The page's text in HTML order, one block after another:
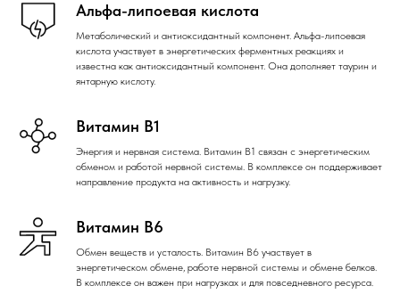
Альфа-липоевая кислота
Метаболический и антиоксидантный компонент. Альфа-липоевая
кислота участвует в энергетических ферментных реакциях и
известна как антиоксидантный компонент. Она дополняет таурин и
янтарную кислоту.
Витамин B1
Энергия и нервная система. Витамин B1 связан с энергетическим
обменом и работой нервной системы. В комплексе он поддерживает
направление продукта на активность и нагрузку.
Витамин B6
Обмен веществ и усталость. Витамин B6 участвует в
энергетическом обмене, работе нервной системы и обмене белков.
В комплексе он важен при нагрузках и для повседневного ресурса.